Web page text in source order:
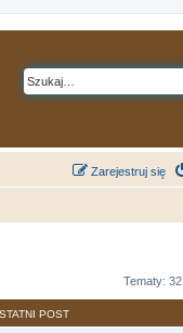
Zarejestruj się
Tematy: 32
POST